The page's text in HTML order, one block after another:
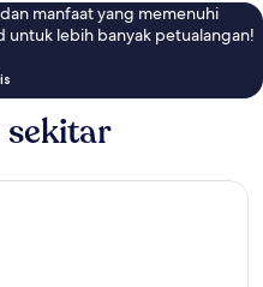
manfaat yang memenuhi
untuk lebih banyak petualangan!
sekitar